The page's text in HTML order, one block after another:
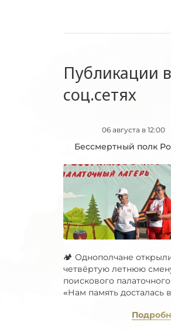
Публикации в
соц.сетях
06 августа в 12:00
Бессмертный полк
🏕 Однополчане
четвёртую летнюю
поискового
«Нам память досталась